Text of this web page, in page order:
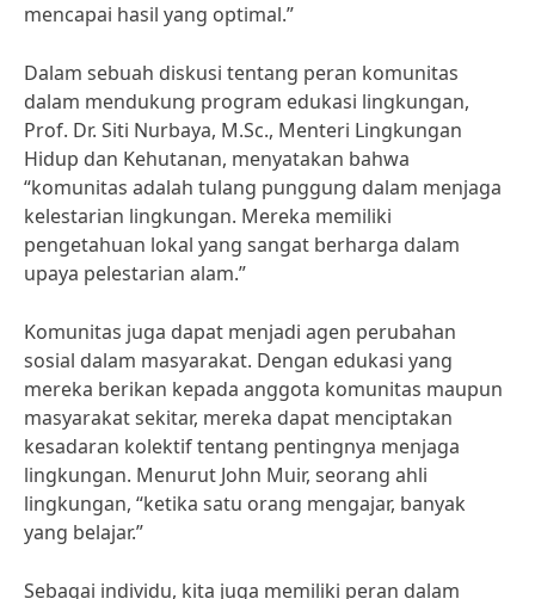
mencapai hasil yang optimal.”
Dalam sebuah diskusi tentang peran komunitas
dalam mendukung program edukasi lingkungan,
Prof. Dr. Siti Nurbaya, M.Sc., Menteri Lingkungan
Hidup dan Kehutanan, menyatakan bahwa
“komunitas adalah tulang punggung dalam menjaga
kelestarian lingkungan. Mereka memiliki
pengetahuan lokal yang sangat berharga dalam
upaya pelestarian alam.”
Komunitas juga dapat menjadi agen perubahan
sosial dalam masyarakat. Dengan edukasi yang
mereka berikan kepada anggota komunitas maupun
masyarakat sekitar, mereka dapat menciptakan
kesadaran kolektif tentang pentingnya menjaga
lingkungan. Menurut John Muir, seorang ahli
lingkungan, “ketika satu orang mengajar, banyak
yang belajar.”
Sebagai individu, kita juga memiliki peran dalam